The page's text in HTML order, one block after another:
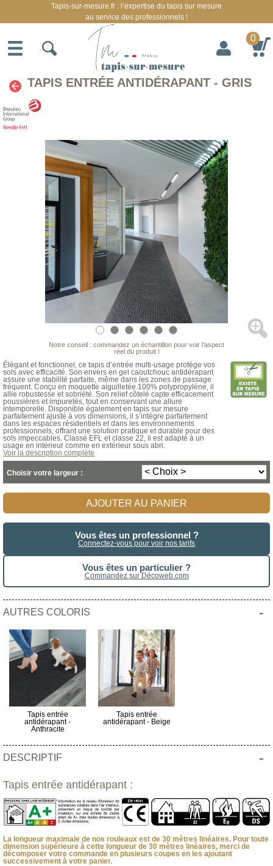
TAPIS ENTRÉE ANTIDÉRAPANT - GRIS
Notre conseil : commandez un échantillon pour voir l’aspect
réel du produit !
Élégant et fonctionnel, ce tapis d’entrée multi-usage protège vos
sols avec efficacité. Son envers en gel caoutchouc antidérapant
assure une stabilité parfaite, même dans les zones de passage
fréquent. Conçu en moquette aiguilletée 100% polypropylène, il
allie robustesse et sobriété. Son relief côtelé capte efficacement
poussières et impuretés, tout en conservant une allure
intemporelle. Disponible également en tapis sur mesure
parfaitement ajusté à vos dimensions, il s’intègre parfaitement
dans les espaces résidentiels et dans les environnements
professionnels, offrant une solution pratique et durable pour des
sols impeccables. Classé EFL et classe 22, il est adapté à un
usage en intérieur comme en extérieur sous abri.
Voir la description complète
Choisir votre largeur :
AJOUTER AU PANIER
Vous êtes un professionnel ?
Connectez-vous pour voir nos tarifs
Vous êtes un particulier ?
Commandez sur Décoweb.com
AUTRES COLORIS -
Tapis entrée
antidérapant -
Anthracite
Tapis entrée
antidérapant - Beige
DESCRIPTIF -
Tapis entrée antidérapant :
La longueur maximale de nos rouleaux est de 30 mètres linéaires. Pour toute
dimension supérieure à cette longueur de 30 mètres linéaires, merci de
décomposer votre commande en plusieurs coupes en les ajoutant
successivement à votre panier.
Tapis-sur-mesure.fr : l’expertise du tapis sur mesure
au service des professionnels !
0